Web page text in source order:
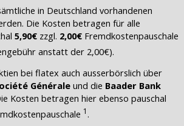
in Deutschland vorhandenen
Die Kosten betragen für alle
5,90€ zzgl. 2,00€ Fremdkostenpauschale
anstatt der 2,00€).
bei flatex auch ausserbörslich über
Généraleund die Baader Bank
Kosten betragen hier ebenso pauschal
1 .